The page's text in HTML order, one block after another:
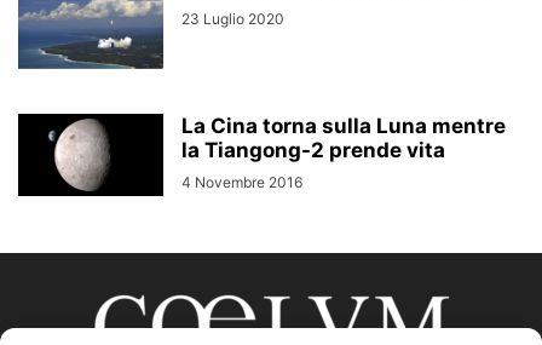
23 Luglio 2020
La Cina torna sulla Luna mentre
la Tiangong-2 prende vita
4 Novembre 2016